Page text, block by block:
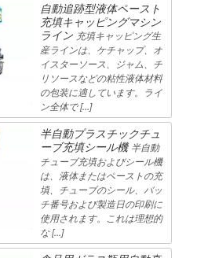
自動追跡型液体ペースト
充填キャッピングマシン
ライン 充填キャッピング生
産ラインは、ケチャップ、オ
イスターソース、ジャム、チ
リソースなどの粘性液体材料
の包装に適しています。ライ
ン全体で […]
半自動プラスチックチュ
ーブ充填シール機 半自動
チューブ充填およびシール機
は、液体またはペーストの充
填、チューブのシール、バッ
チ番号および製造日の印刷に
使用されます。これは理想的
な […]